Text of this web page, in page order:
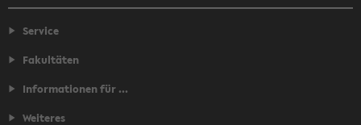
Service
Fakultäten
Informationen für ...
Weiteres